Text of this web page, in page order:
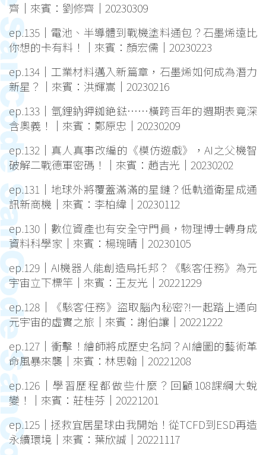
齊｜來賓：劉修齊｜20230309
ep.135｜電池、半導體到戰機塗料通包？石墨烯遠比
你想的卡有料！｜來賓：顏宏儒｜20230223
ep.134｜工業材料邁入新篇章，石墨烯如何成為潛力
新星？｜來賓：洪輝嵩｜20230216
ep.133｜氫鋰鈉鉀銣銫鍅⋯⋯橫跨百年的週期表竟深
含奧義！｜來賓：鄭原忠｜20230209
ep.132｜真人真事改編的《模仿遊戲》，AI之父機智
破解二戰德軍密碼！｜來賓：趙吉光｜20230202
ep.131｜地球外將覆蓋滿滿的星鏈？低軌道衛星成通
訊新商機｜來賓：李柏緯｜20230112
ep.130｜數位資產也有安全守門員，物理博士轉身成
資料科學家｜來賓：楊琬晴｜20230105
ep.129｜AI機器人能創造烏托邦？《駭客任務》為元
宇宙立下標竿｜來賓：王友光｜20221229
ep.128｜《駭客任務》盜取腦內秘密?!一起踏上通向
元宇宙的虛實之旅｜來賓：謝伯讓｜20221222
ep.127｜衝擊！繪師將成歷史名詞？AI繪圖的藝術革
命風暴來襲｜來賓：林思翰｜20221208
ep.126｜學習歷程都做些什麼？回顧108課綱大蛻
變！｜來賓：莊桂芬｜20221201
ep.125｜拯救宜居星球由我開始！從TCFD到ESD再造
永續環境｜來賓：葉欣誠｜20221117